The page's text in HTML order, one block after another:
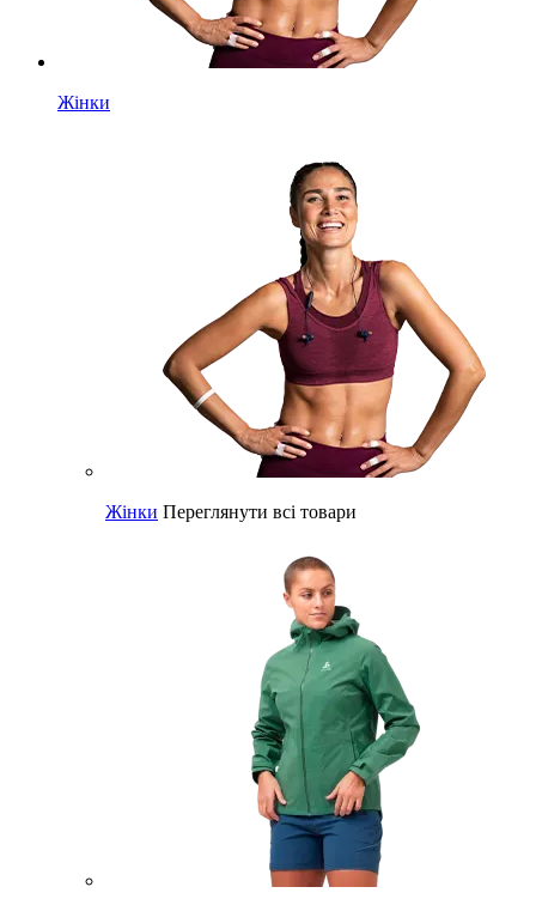
Жінки
Жінки Переглянути всі товари